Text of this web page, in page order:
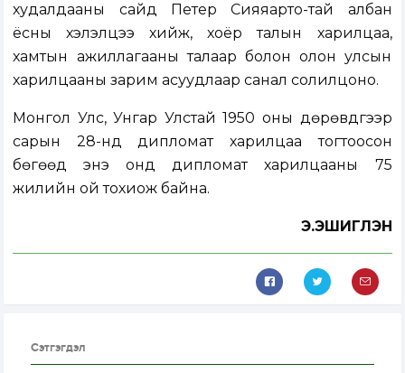
худалдааны сайд Петер Сияяарто-тай албан
ёсны хэлэлцээ хийж, хоёр талын харилцаа,
хамтын ажиллагааны талаар болон олон улсын
харилцааны зарим асуудлаар санал солилцоно.
Монгол Улс, Унгар Улстай 1950 оны дөрөвдүгээр
сарын 28-нд дипломат харилцаа тогтоосон
бөгөөд энэ онд дипломат харилцааны 75
жилийн ой тохиож байна.
Э.ЭШИГЛЭН
Сэтгэгдэл